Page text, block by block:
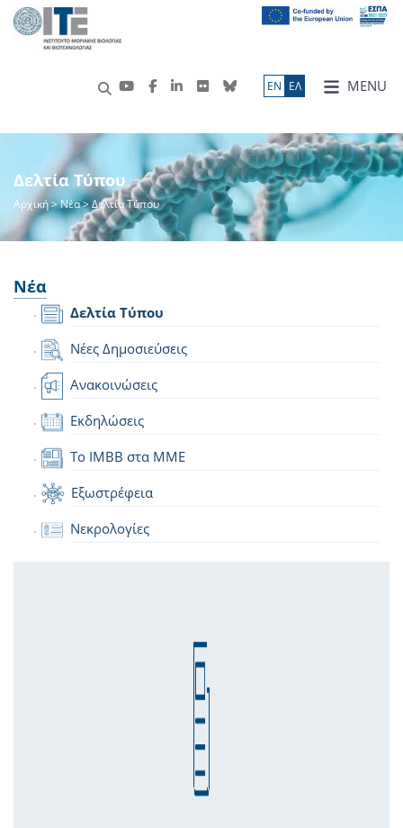
MENU
ΕN ΕΛ
Δελτία Τύπου
Αρχική>Νέα> Δελτία Τύπου
Νέα
Δελτία Τύπου
Νέες Δημοσιεύσεις
Ανακοινώσεις
Εκδηλώσεις
Το IMBB στα ΜΜΕ
Εξωστρέφεια
Νεκρολογίες